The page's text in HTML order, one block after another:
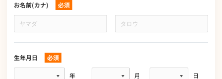
お名前(カナ)
必須
お
前
(カ
生年月日
必須
生
年 月 日